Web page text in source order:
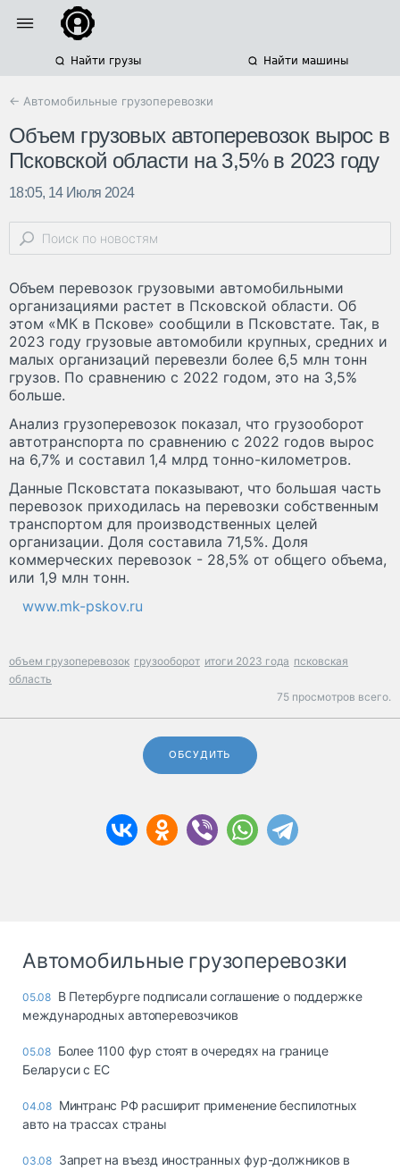
Найти грузы Найти машины
← Автомобильные грузоперевозки
Объем грузовых автоперевозок вырос в
Псковской области на 3,5% в 2023 году
18:05, 14 Июля 2024
Объем перевозок грузовыми автомобильными
организациями растет в Псковской области. Об
этом «МК в Пскове» сообщили в Псковстате. Так, в
2023 году грузовые автомобили крупных, средних и
малых организаций перевезли более 6,5 млн тонн
грузов. По сравнению с 2022 годом, это на 3,5%
больше.
Анализ грузоперевозок показал, что грузооборот
автотранспорта по сравнению с 2022 годов вырос
на 6,7% и составил 1,4 млрд тонно-километров.
Данные Псковстата показывают, что большая часть
перевозок приходилась на перевозки собственным
транспортом для производственных целей
организации. Доля составила 71,5%. Доля
коммерческих перевозок - 28,5% от общего объема,
или 1,9 млн тонн.
www.mk-pskov.ru
объем грузоперевозок грузооборот итоги 2023 года псковская
область
75 просмотров всего.
ОБСУДИТЬ
Автомобильные грузоперевозки
05.08 В Петербурге подписали соглашение о поддержке
международных автоперевозчиков
05.08 Более 1100 фур стоят в очередях на границе
Беларуси с ЕС
04.08 Минтранс РФ расширит применение беспилотных
авто на трассах страны
03.08 Запрет на въезд иностранных фур-должников в